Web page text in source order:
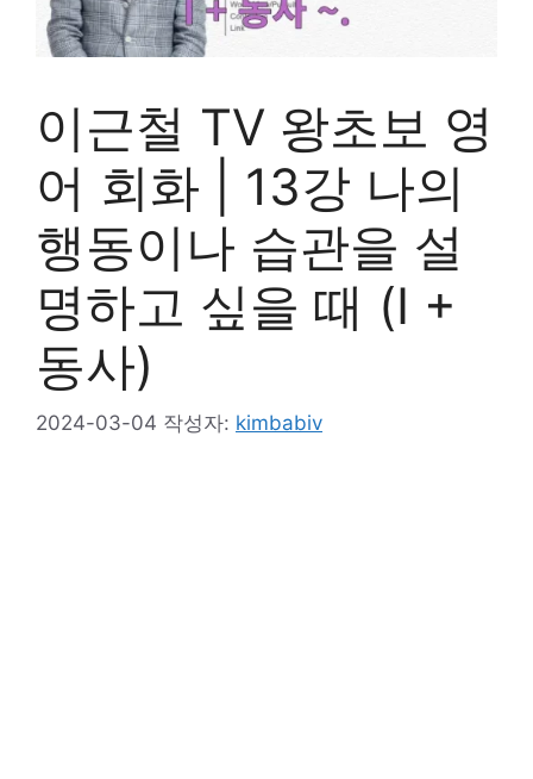
이근철 TV 왕초보 영
어 회화 | 13강 나의
행동이나 습관을 설
명하고 싶을 때 (I +
동사)
2024-03-04 작성자: kimbabiv